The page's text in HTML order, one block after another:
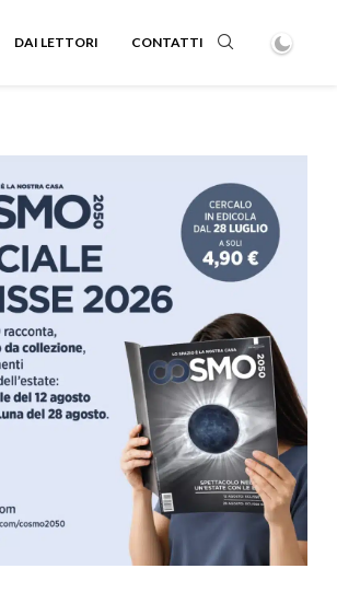
DAI LETTORI CONTATTI